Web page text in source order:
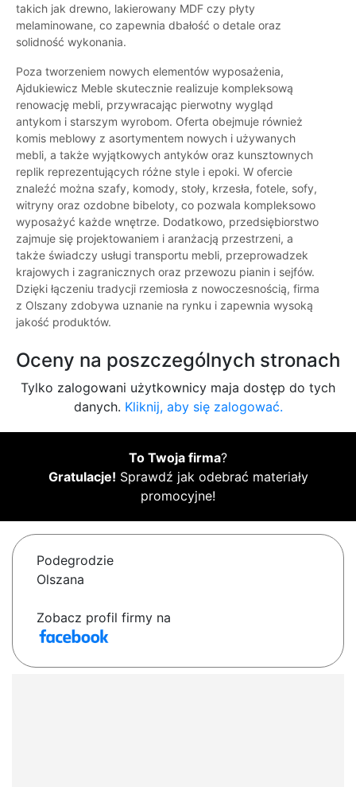
takich jak drewno, lakierowany MDF czy płyty
melaminowane, co zapewnia dbałość o detale oraz
solidność wykonania.
Poza tworzeniem nowych elementów wyposażenia,
Ajdukiewicz Meble skutecznie realizuje kompleksową
renowację mebli, przywracając pierwotny wygląd
antykom i starszym wyrobom. Oferta obejmuje również
komis meblowy z asortymentem nowych i używanych
mebli, a także wyjątkowych antyków oraz kunsztownych
replik reprezentujących różne style i epoki. W ofercie
znaleźć można szafy, komody, stoły, krzesła, fotele, sofy,
witryny oraz ozdobne bibeloty, co pozwala kompleksowo
wyposażyć każde wnętrze. Dodatkowo, przedsiębiorstwo
zajmuje się projektowaniem i aranżacją przestrzeni, a
także świadczy usługi transportu mebli, przeprowadzek
krajowych i zagranicznych oraz przewozu pianin i sejfów.
Dzięki łączeniu tradycji rzemiosła z nowoczesnością, firma
z Olszany zdobywa uznanie na rynku i zapewnia wysoką
jakość produktów.
Oceny na poszczególnych stronach
Tylko zalogowani użytkownicy maja dostęp do tych
danych. Kliknij, aby się zalogować.
To Twoja firma?
Gratulacje! Sprawdź jak odebrać materiały
promocyjne!
Podegrodzie
Olszana
Zobacz profil firmy na